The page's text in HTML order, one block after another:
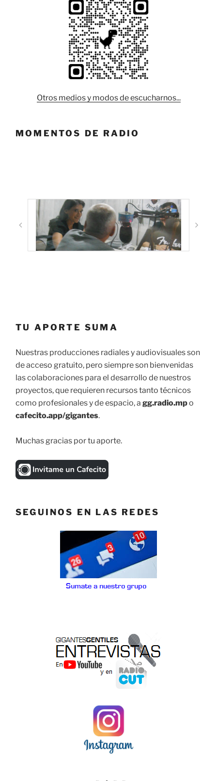
Otros medios y modos de escucharnos...
MOMENTOS DE RADIO
TU APORTE SUMA
Nuestras producciones radiales y audiovisuales son
de acceso gratuito, pero siempre son bienvenidas
las colaboraciones para el desarrollo de nuestros
proyectos, que requieren recursos tanto técnicos
como profesionales y de espacio, a gg.radio.mpo
cafecito.app/gigantes.
Muchas gracias por tu aporte.
SEGUINOS EN LAS REDES